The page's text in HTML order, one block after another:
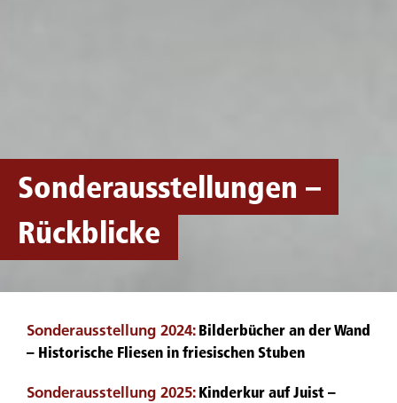
Sonderausstellungen –
Rückblicke
Sonderausstellung 2024: Bilderbücher an der Wand
– Historische Fliesen in friesischen Stuben
Sonderausstellung 2025:Kinderkur auf Juist –